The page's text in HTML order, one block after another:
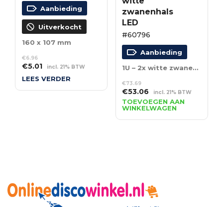
Aanbieding
Uitverkocht
160 x 107 mm
€6.96
Oorspronkelijke
prijs
€5.01Huidige
prijs
incl. 21% BTW
LEES VERDER
zwanenhals
LED
#60796
Aanbieding
1U – 2x witte zwanenhals LED
€73.69
Oorspronkelijke
prijs
was:
€73.69.
€53.06 Huidige
prijs
is:
€53.06.
incl. 21% BTW
TOEVOEGEN AAN
WINKELWAGEN